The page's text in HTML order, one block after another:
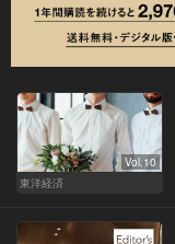
Vol.10
東洋経済